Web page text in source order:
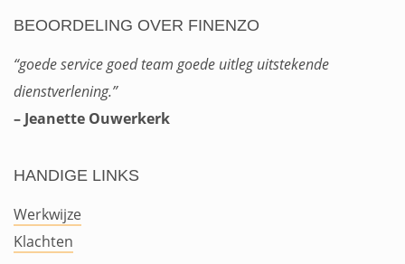
BEOORDELING OVER FINENZO
“goede service goed team goede uitleg uitstekende
dienstverlening.”
– Jeanette Ouwerkerk
HANDIGE LINKS
Werkwijze
Klachten